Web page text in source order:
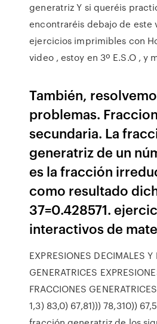
generatriz Y si queréis
encontraréis debajo de este
ejercicios imprimibles con
video , estoy en 3º E.S.O , y
También,
problemas.
secundaria. La
generatriz de un
es la fracción
como resultado
37=0.428571.
interactivos de
EXPRESIONES DECIMALES Y
GENERATRICES
FRACCIONES
1,3) 83,0) 67,81))) 78,310))